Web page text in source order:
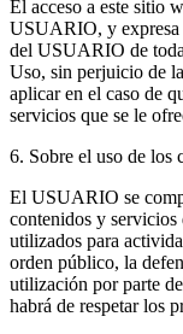
El acceso a este sitio
USUARIO, y expresa
del USUARIO de
Uso, sin perjuicio de
aplicar en el caso de
servicios que se le
6. Sobre el uso de los
El USUARIO se
contenidos y servicios
utilizados para
orden público, la
utilización por parte
habrá de respetar los